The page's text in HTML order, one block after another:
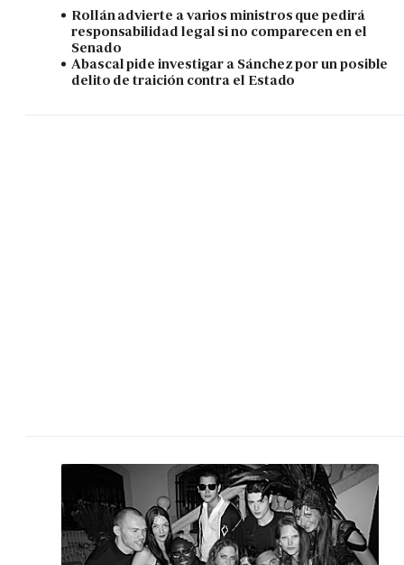
Rollán advierte a varios ministros que pedirá
responsabilidad legal si no comparecen en el
Senado
Abascal pide investigar a Sánchez por un posible
delito de traición contra el Estado